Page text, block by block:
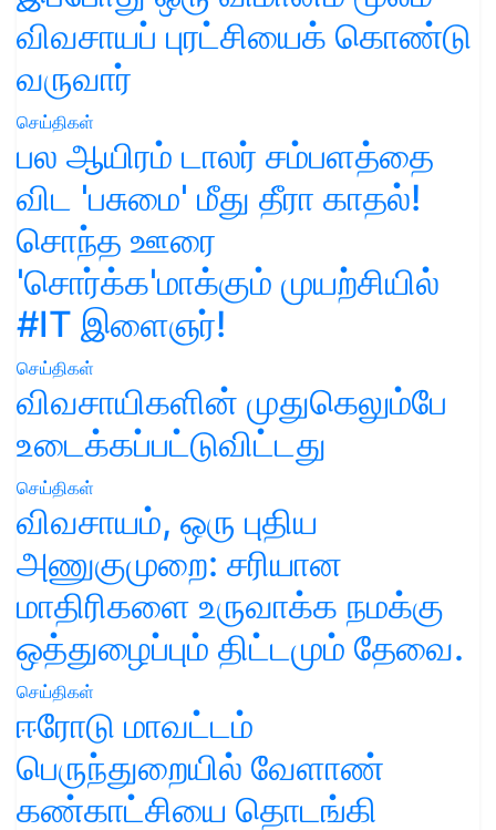
விவசாயப் புரட்சியைக் கொண்டு
வருவார்
செய்திகள்
பல ஆயிரம் டாலர் சம்பளத்தை
விட 'பசுமை' மீது தீரா காதல்!
சொந்த ஊரை
'சொர்க்க'மாக்கும் முயற்சியில்
#IT இளைஞர்!
செய்திகள்
விவசாயிகளின் முதுகெலும்பே
உடைக்கப்பட்டுவிட்டது
செய்திகள்
விவசாயம், ஒரு புதிய
அணுகுமுறை: சரியான
மாதிரிகளை உருவாக்க நமக்கு
ஒத்துழைப்பும் திட்டமும் தேவை.
செய்திகள்
ஈரோடு மாவட்டம்
பெருந்துறையில் வேளாண்
கண்காட்சியை தொடங்கி